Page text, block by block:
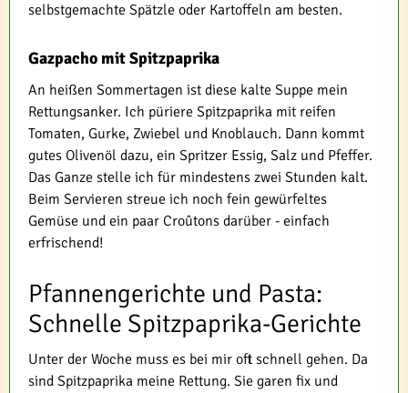
selbstgemachte Spätzle oder Kartoffeln am besten.
Gazpacho mit Spitzpaprika
An heißen Sommertagen ist diese kalte Suppe mein
Rettungsanker. Ich püriere Spitzpaprika mit reifen
Tomaten, Gurke, Zwiebel und Knoblauch. Dann kommt
gutes Olivenöl dazu, ein Spritzer Essig, Salz und Pfeffer.
Das Ganze stelle ich für mindestens zwei Stunden kalt.
Beim Servieren streue ich noch fein gewürfeltes
Gemüse und ein paar Croûtons darüber - einfach
erfrischend!
Pfannengerichte und Pasta:
Schnelle Spitzpaprika-Gerichte
Unter der Woche muss es bei mir oft schnell gehen. Da
sind Spitzpaprika meine Rettung. Sie garen fix und